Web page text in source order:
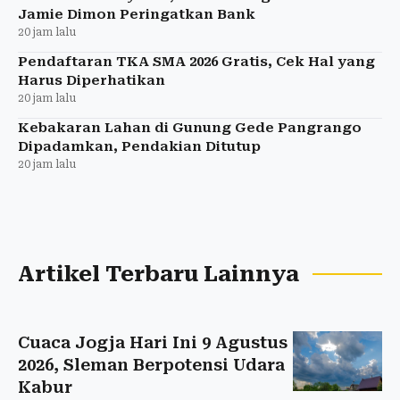
Jamie Dimon Peringatkan Bank
20 jam lalu
Pendaftaran TKA SMA 2026 Gratis, Cek Hal yang
Harus Diperhatikan
20 jam lalu
Kebakaran Lahan di Gunung Gede Pangrango
Dipadamkan, Pendakian Ditutup
20 jam lalu
Artikel Terbaru Lainnya
Cuaca Jogja Hari Ini 9 Agustus
2026, Sleman Berpotensi Udara
Kabur